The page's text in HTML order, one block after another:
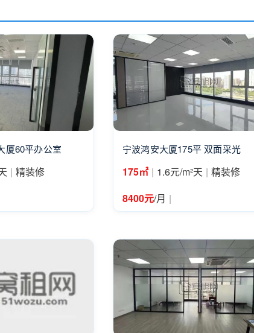
厦60平办公室
| 精装修
宁波鸿安大厦175平 双面采光
175㎡ | 1.6元/m²天 | 精装修
8400元/月 |